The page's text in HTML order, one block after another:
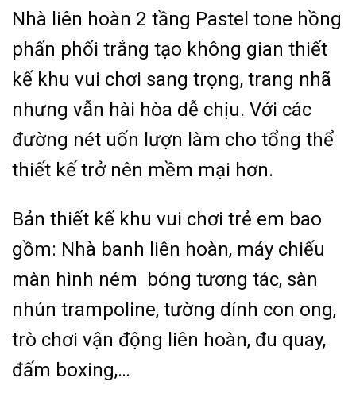
Nhà liên hoàn 2 tầng Pastel tone hồng
phấn phối trắng tạo không gian thiết
kế khu vui chơi sang trọng, trang nhã
nhưng vẫn hài hòa dễ chịu. Với các
đường nét uốn lượn làm cho tổng thể
thiết kế trở nên mềm mại hơn.
Bản thiết kế khu vui chơi trẻ em bao
gồm: Nhà banh liên hoàn, máy chiếu
màn hình ném bóng tương tác, sàn
nhún trampoline, tường dính con ong,
trò chơi vận động liên hoàn, đu quay,
đấm boxing,…